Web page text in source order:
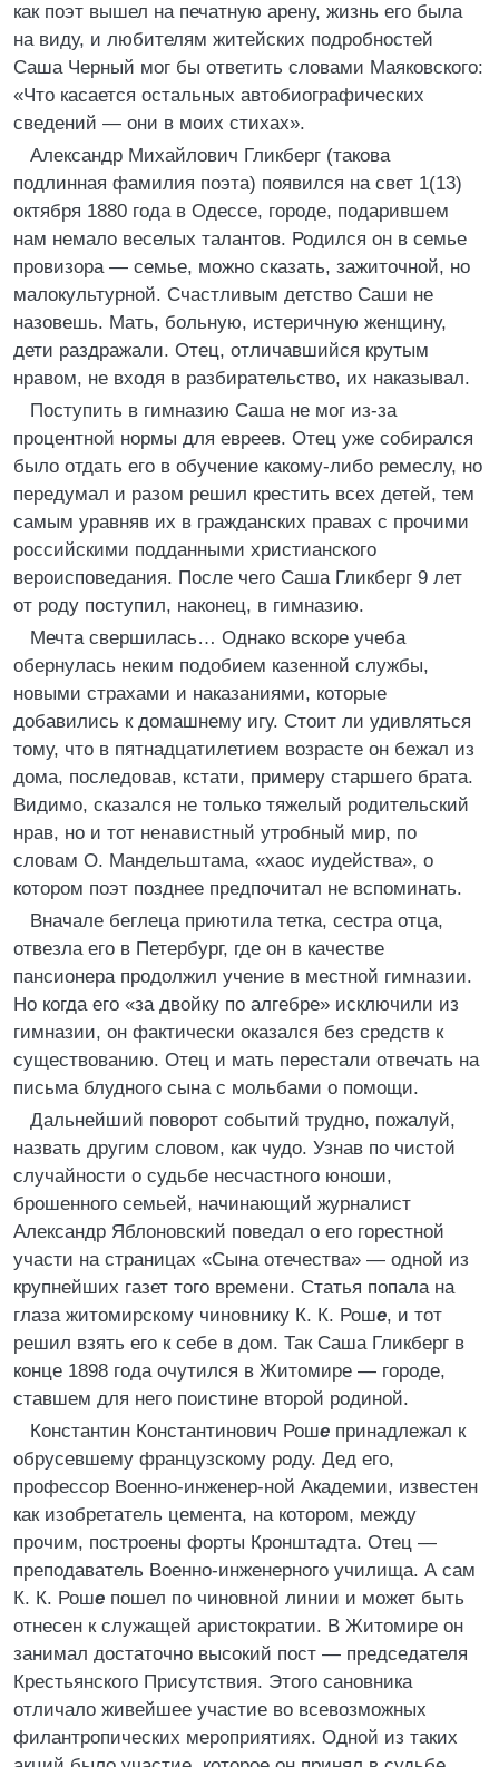
как поэт вышел на печатную арену, жизнь его была
на виду, и любителям житейских подробностей
Саша Черный мог бы ответить словами Маяковского:
«Что касается остальных автобиографических
сведений — они в моих стихах».
Александр Михайлович Гликберг (такова
подлинная фамилия поэта) появился на свет 1(13)
октября 1880 года в Одессе, городе, подарившем
нам немало веселых талантов. Родился он в семье
провизора — семье, можно сказать, зажиточной, но
малокультурной. Счастливым детство Саши не
назовешь. Мать, больную, истеричную женщину,
дети раздражали. Отец, отличавшийся крутым
нравом, не входя в разбирательство, их наказывал.
Поступить в гимназию Саша не мог из-за
процентной нормы для евреев. Отец уже собирался
было отдать его в обучение какому-либо ремеслу, но
передумал и разом решил крестить всех детей, тем
самым уравняв их в гражданских правах с прочими
российскими подданными христианского
вероисповедания. После чего Саша Гликберг 9 лет
от роду поступил, наконец, в гимназию.
Мечта свершилась… Однако вскоре учеба
обернулась неким подобием казенной службы,
новыми страхами и наказаниями, которые
добавились к домашнему игу. Стоит ли удивляться
тому, что в пятнадцатилетием возрасте он бежал из
дома, последовав, кстати, примеру старшего брата.
Видимо, сказался не только тяжелый родительский
нрав, но и тот ненавистный утробный мир, по
словам О. Мандельштама, «хаос иудейства», о
котором поэт позднее предпочитал не вспоминать.
Вначале беглеца приютила тетка, сестра отца,
отвезла его в Петербург, где он в качестве
пансионера продолжил учение в местной гимназии.
Но когда его «за двойку по алгебре» исключили из
гимназии, он фактически оказался без средств к
существованию. Отец и мать перестали отвечать на
письма блудного сына с мольбами о помощи.
Дальнейший поворот событий трудно, пожалуй,
назвать другим словом, как чудо. Узнав по чистой
случайности о судьбе несчастного юноши,
брошенного семьей, начинающий журналист
Александр Яблоновский поведал о его горестной
участи на страницах «Сына отечества» — одной из
крупнейших газет того времени. Статья попала на
глаза житомирскому чиновнику К. К. Роше, и тот
решил взять его к себе в дом. Так Саша Гликберг в
конце 1898 года очутился в Житомире — городе,
ставшем для него поистине второй родиной.
Константин Константинович Роше принадлежал к
обрусевшему французскому роду. Дед его,
профессор Военно-инженер-ной Академии, известен
как изобретатель цемента, на котором, между
прочим, построены форты Кронштадта. Отец —
преподаватель Военно-инженерного училища. А сам
К. К. Роше пошел по чиновной линии и может быть
отнесен к служащей аристократии. В Житомире он
занимал достаточно высокий пост — председателя
Крестьянского Присутствия. Этого сановника
отличало живейшее участие во всевозможных
филантропических мероприятиях. Одной из таких